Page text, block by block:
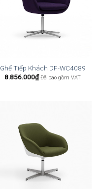
Ghế Tiếp Khách DF-WC4089
8.856.000₫ Đã bao gồm VAT